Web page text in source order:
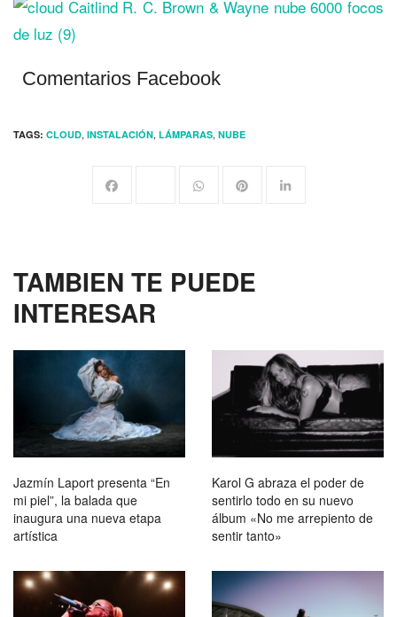
Comentarios Facebook
TAGS: CLOUD, INSTALACIÓN, LÁMPARAS, NUBE
TAMBIEN TE PUEDE
INTERESAR
Jazmín Laport presenta “En
mi piel”, la balada que
inaugura una nueva etapa
artística
Karol G abraza el poder de
sentirlo todo en su nuevo
álbum «No me arrepiento de
sentir tanto»